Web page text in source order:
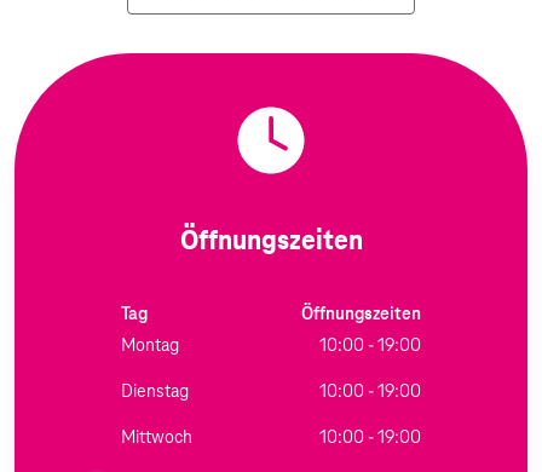
Öffnungszeiten
Tag
Öffnungszeiten
Montag
10:00 - 19:00
Dienstag 10:00 - 19:00
Mittwoch 10:00 - 19:00